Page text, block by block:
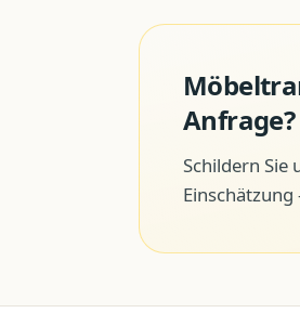
Anfrage?
Schildern Sie